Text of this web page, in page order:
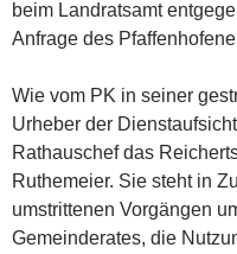
beim Landratsamt
Anfrage des
Wie vom PK in seiner
Urheber der
Rathauschef das
Ruthemeier. Sie steht in
umstrittenen Vorgängen
Gemeinderates, die